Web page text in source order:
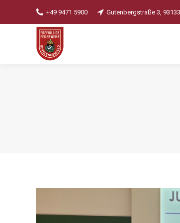
+49 9471 5900 Gutenbergstraße 3,